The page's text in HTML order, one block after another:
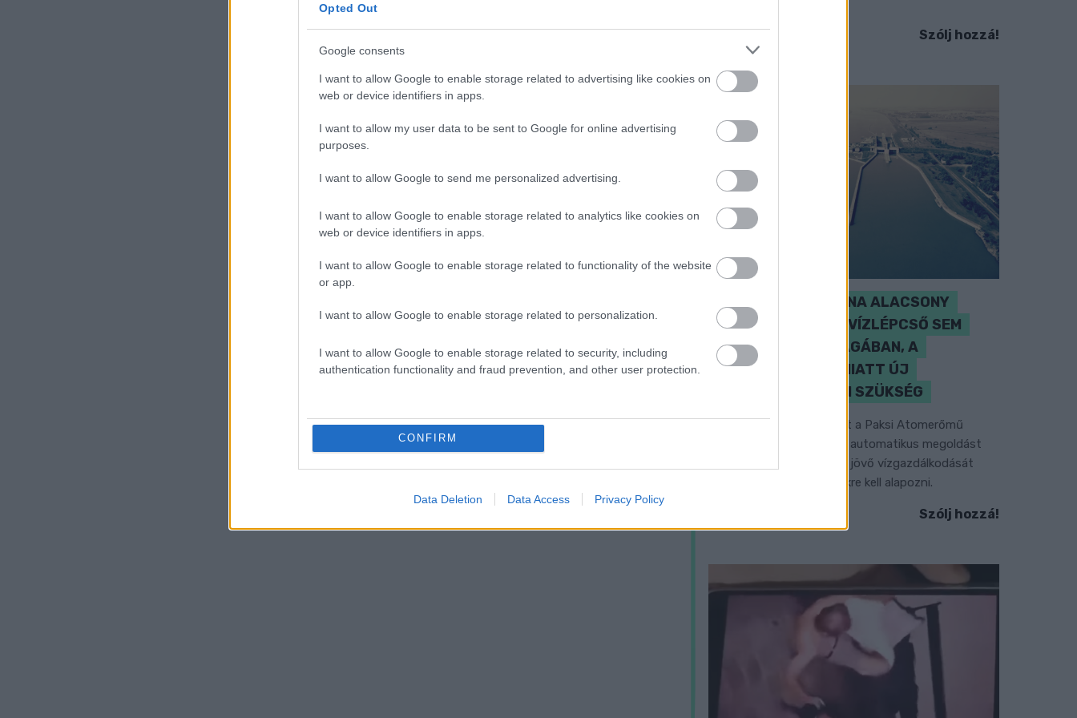
Opted Out
Google consents
I want to allow Google to enable storage related to advertising like cookies on
web or device identifiers in apps.
I want to allow my user data to be sent to Google for online advertising
purposes.
I want to allow Google to send me personalized advertising.
I want to allow Google to enable storage related to analytics like cookies on
web or device identifiers in apps.
I want to allow Google to enable storage related to functionality of the website
or app.
I want to allow Google to enable storage related to personalization.
I want to allow Google to enable storage related to security, including
authentication functionality and fraud prevention, and other user protection.
CONFIRM
Data Deletion Data Access Privacy Policy
Szólj hozzá!
SZAKÉRTŐ A DUNA ALACSONY
VÍZÁLLÁSÁRÓL: A VÍZLÉPCSŐ SEM
CSODASZER ÖNMAGÁBAN, A
KLÍMAVÁLTOZÁS MIATT ÚJ
SZEMLÉLETRE VAN SZÜKSÉG
A BME vízmérnöke szerint a Paksi Atomerőmű
helyzetére sem jelentene automatikus megoldást
egy új dunai vízlépcső - a jövő vízgazdálkodását
pedig már a klímamodellekre kell alapozni.
Szólj hozzá!